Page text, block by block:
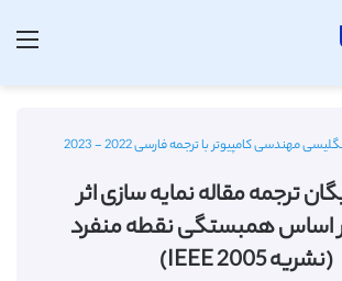
مهندسی کامپیوتر با ترجمه فارسی 2022 - 2023
ترجمه مقاله نمایه سازی اثر
اساس همبستگی نقطه منفرد
(نشریه IEEE 2005)